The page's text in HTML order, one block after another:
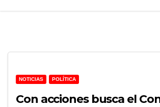
NOTICIAS POLÍTICA
Con acciones busca el